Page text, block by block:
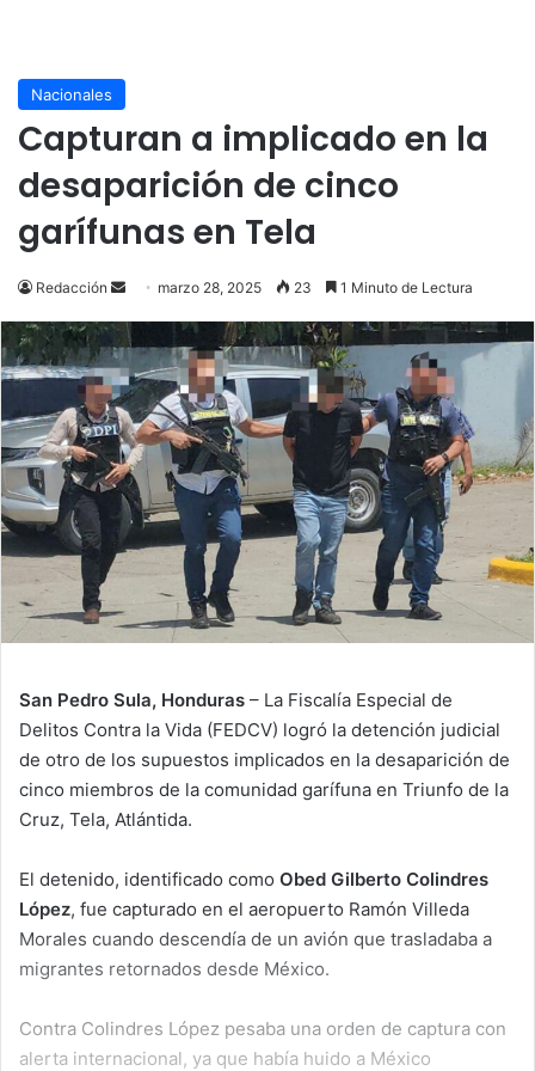
Nacionales
Capturan a implicado en la
desaparición de cinco
garífunas en Tela
Redacción
Send
email
marzo 28, 2025 23 1 Minuto de Lectura
San Pedro Sula, Honduras – La Fiscalía Especial de
Delitos Contra la Vida (FEDCV) logró la detención judicial
de otro de los supuestos implicados en la desaparición de
cinco miembros de la comunidad garífuna en Triunfo de la
Cruz, Tela, Atlántida.
El detenido, identificado como Obed Gilberto Colindres
López, fue capturado en el aeropuerto Ramón Villeda
Morales cuando descendía de un avión que trasladaba a
migrantes retornados desde México.
Contra Colindres López pesaba una orden de captura con
alerta internacional, ya que había huido a México